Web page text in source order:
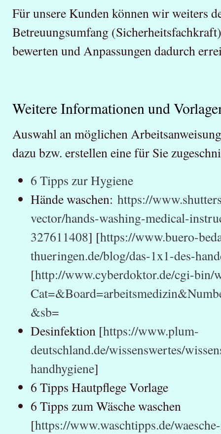
Für unsere Kunden können wir weiters
Betreuungsumfang
bewerten und Anpassungen dadurch
Weitere Informationen und
Auswahl an möglichen
dazu bzw. erstellen eine für Sie
6 Tipps zur Hygiene
Hände waschen:https://
vector/hands-washing-medical-
327611408] [https://www.buero-
thueringen.de/blog/das-1x1-des-
[http://www.cyberdoktor.de/cgi-bin/
&sb=
Desinfektion [https://www.plum-
deutschland.de/wissenswertes/
handhygiene]
6 Tipps Hautpflege Vorlage
6 Tipps zum Wäsche waschen
[https://www.waschtipps.de/